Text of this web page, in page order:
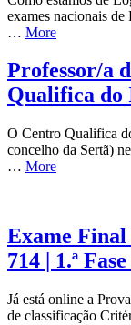
exames nacionais
… More
Professor/a
Qualifica do
O Centro Qualifica
concelho da Sertã)
… More
Exame
714 | 1.ª
Já está online a
de classificação